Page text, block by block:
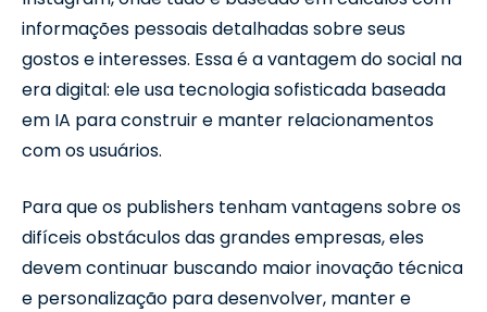
informações pessoais detalhadas sobre seus
gostos e interesses. Essa é a vantagem do social na
era digital: ele usa tecnologia sofisticada baseada
em IA para construir e manter relacionamentos
com os usuários.
Para que os publishers tenham vantagens sobre os
difíceis obstáculos das grandes empresas, eles
devem continuar buscando maior inovação técnica
e personalização para desenvolver, manter e